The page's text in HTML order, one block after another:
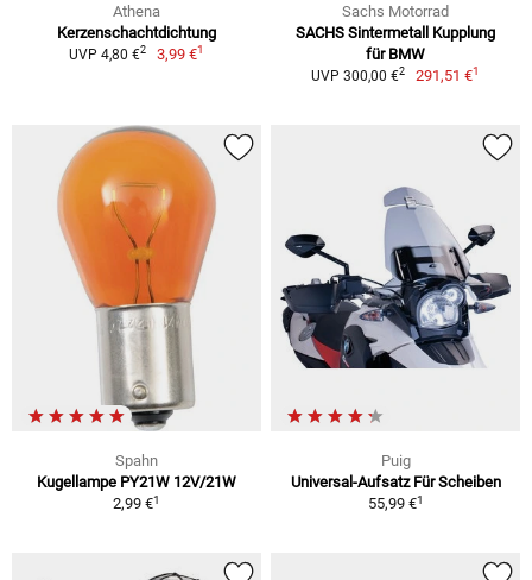
Athena
Kerzenschachtdichtung
UVP 4,80 €2 3,99 €1
Sachs Motorrad
SACHS Sintermetall Kupplung
für BMW
UVP 300,00 €2 291,51 €1
Spahn
Kugellampe PY21W 12V/21W
2,99 €1
Puig
Universal-Aufsatz Für Scheiben
55,99 €1